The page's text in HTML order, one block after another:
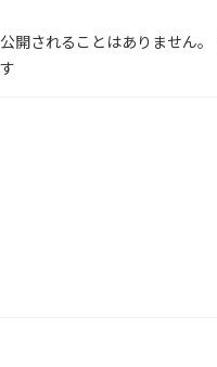
開されることはありません。